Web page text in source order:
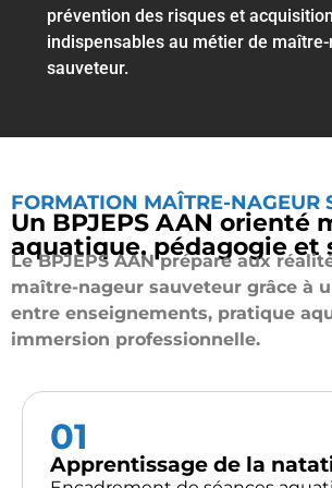
prévention des risques et
indispensables au métier de
sauveteur.
FORMATION MAÎTRE-NAGEUR
Un BPJEPS AAN orienté
aquatique, pédagogie et
Le BPJEPS AAN prépare aux
maître-nageur sauveteur grâce à
entre enseignements, pratique
immersion professionnelle.
01
Apprentissage de la